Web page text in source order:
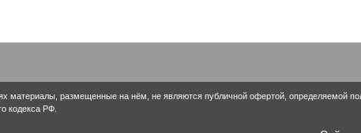
материалы, размещенные на нём, не являются публичной офертой, определяемой
кодекса РФ.